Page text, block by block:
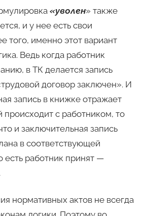
«уволен» также
и у нее есть свои
того, именно этот вариант
Ведь когда работник
в ТК делается запись
договор заключен». И
запись в книжке отражает
происходит с работником, то
и заключительная запись
в соответствующей
есть работник принят —
нормативных актов не всегда